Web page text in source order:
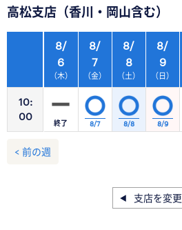
高松支店（香川・岡山含む）
10:
00
8/
6
（木）
8/
7
（金）
8/
8
（土）
8/
9
（日）
終了 8/7 8/8 8/9
< 前の週
支店を変更